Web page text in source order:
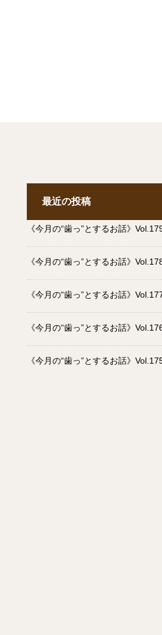
最近の投稿
《今月の“歯っ”とするお話》
《今月の“歯っ”とするお話》
《今月の“歯っ”とするお話》
《今月の“歯っ”とするお話》
《今月の“歯っ”とするお話》